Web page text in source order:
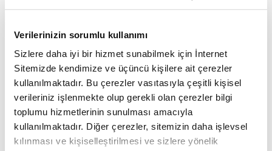
Verilerinizin sorumlu kullanımı
Sizlere daha iyi bir hizmet sunabilmek için İnternet
Sitemizde kendimize ve üçüncü kişilere ait çerezler
kullanılmaktadır. Bu çerezler vasıtasıyla çeşitli kişisel
verileriniz işlenmekte olup gerekli olan çerezler bilgi
toplumu hizmetlerinin sunulması amacıyla
kullanılmaktadır. Diğer çerezler, sitemizin daha işlevsel
kılınması ve kişiselleştirilmesi ve sizlere yönelik
Büyük Karnaval 1951 yapımı Amerikan drama
filmi. Senaryo yazarı Billy Wilder'ın ilk
eserlerindendir. Kendisi ilk kez bir projede hem